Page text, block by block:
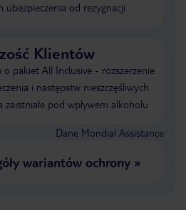
ubezpieczenia od rezygnacji
Klientów
o pakiet All Inclusive - rozszerzenie
i następstw nieszczęśliwych
pod wpływem alkoholu
Dane Mondial Assistance
wariantów ochrony»